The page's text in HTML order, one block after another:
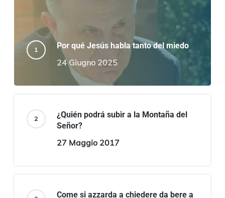
Por qué Jesús habla tanto del miedo
24 Giugno 2025
¿Quién podrá subir a la Montaña del
Señor?
27 Maggio 2017
Come si azzarda a chiedere da bere a